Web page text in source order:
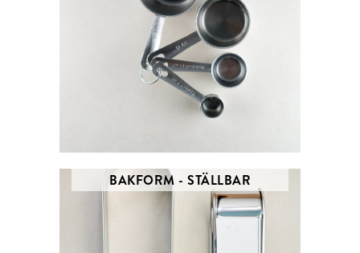
BAKFORM - STÄLLBAR